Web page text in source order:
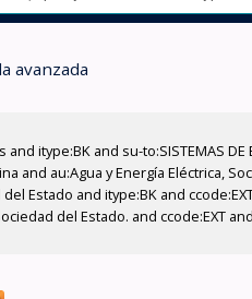
avanzada
itype:BK and su-to:SISTEMAS DE
au:Agua y Energía Eléctrica,
Estado and itype:BK and
del Estado. and ccode:EXT